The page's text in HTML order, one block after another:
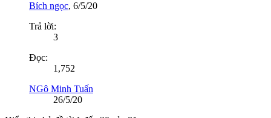
Bích ngọc, 6/5/20
Trả lời:
3
Đọc:
1,752
NGô Minh Tuấn
26/5/20